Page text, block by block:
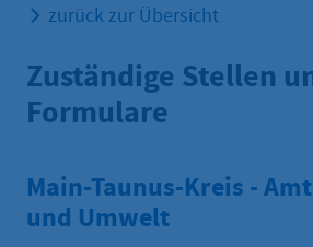
zurück zur Übersicht
Zuständige Stellen
Formulare
Main-Taunus-Kreis -
und Umwelt